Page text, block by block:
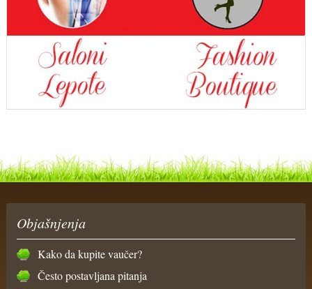
Objašnjenja
Kako da kupite vaučer?
Često postavljana pitanja